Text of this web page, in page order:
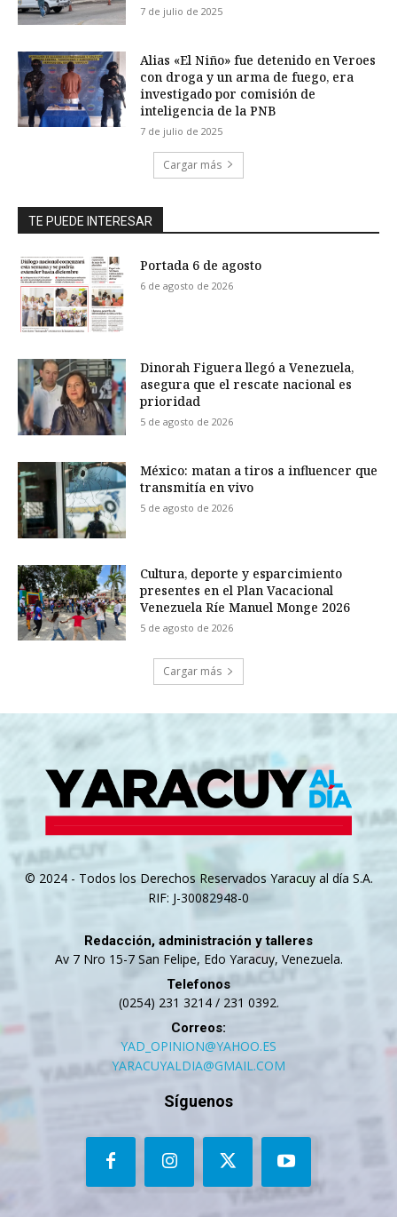
7 de julio de 2025
Alias «El Niño» fue detenido en Veroes
con droga y un arma de fuego, era
investigado por comisión de
inteligencia de la PNB
7 de julio de 2025
Cargar más
TE PUEDE INTERESAR
Portada 6 de agosto
6 de agosto de 2026
Dinorah Figuera llegó a Venezuela,
asegura que el rescate nacional es
prioridad
5 de agosto de 2026
México: matan a tiros a influencer que
transmitía en vivo
5 de agosto de 2026
Cultura, deporte y esparcimiento
presentes en el Plan Vacacional
Venezuela Ríe Manuel Monge 2026
5 de agosto de 2026
Cargar más
© 2024 - Todos los Derechos Reservados Yaracuy al día S.A.
RIF: J-30082948-0
Redacción, administración y talleres
Av 7 Nro 15-7 San Felipe, Edo Yaracuy, Venezuela.
Telefonos
(0254) 231 3214 / 231 0392.
Correos:
YAD_OPINION@YAHOO.ES
YARACUYALDIA@GMAIL.COM
Síguenos